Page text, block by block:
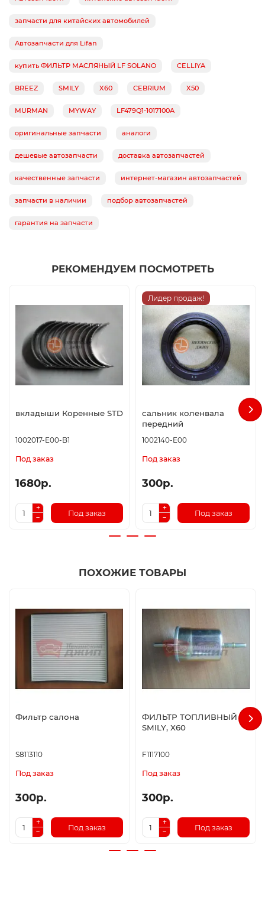
запчасти для китайских автомобилей
Автозапчасти для Lifan
купить ФИЛЬТР МАСЛЯНЫЙ LF SOLANO CELLIYA
BREEZ SMILY X60 CEBRIUM X50
MURMAN MYWAY LF479Q1-1017100A
оригинальные запчасти аналоги
дешевые автозапчасти доставка автозапчастей
качественные запчасти интернет-магазин автозапчастей
запчасти в наличии подбор автозапчастей
гарантия на запчасти
РЕКОМЕНДУЕМ ПОСМОТРЕТЬ
вкладыши Коренные STD
1002017-E00-B1
Под заказ
1680р.
Под заказ
Лидер продаж!
сальник коленвала
передний
1002140-E00
Под заказ
300р.
Под заказ
ПОХОЖИЕ ТОВАРЫ
Фильтр салона
S8113110
Под заказ
300р.
Под заказ
ФИЛЬТР ТОПЛИВНЫЙ LF
SMILY, X60
F1117100
Под заказ
300р.
Под заказ